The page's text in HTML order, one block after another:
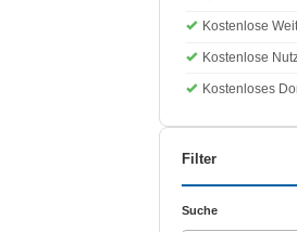
Kostenlose
Kostenlose
Kostenloses
Filter
Suche